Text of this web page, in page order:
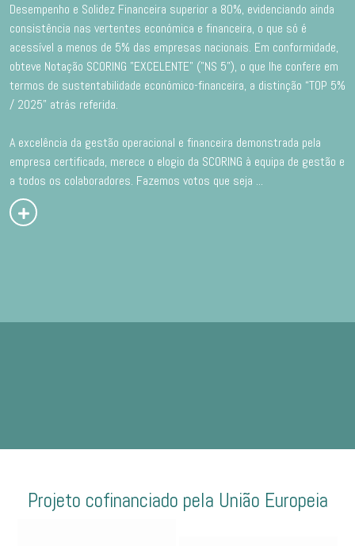
Desempenho e Solidez Financeira superior a 80%, evidenciando ainda
consistência nas vertentes económica e financeira, o que só é
acessível a menos de 5% das empresas nacionais. Em conformidade,
obteve Notação SCORING "EXCELENTE" ("NS 5"), o que lhe confere em
termos de sustentabilidade económico-financeira, a distinção “TOP 5%
/ 2025” atrás referida.
A excelência da gestão operacional e financeira demonstrada pela
empresa certificada, merece o elogio da SCORING à equipa de gestão e
a todos os colaboradores. Fazemos votos que seja ...
Projeto cofinanciado pela União Europeia